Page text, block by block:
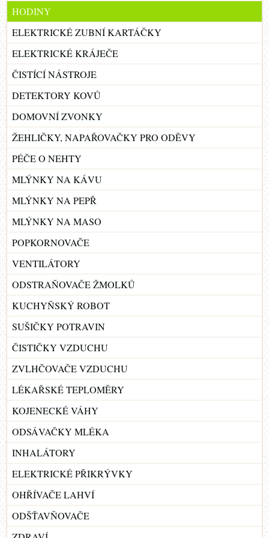
HODINY
ELEKTRICKÉ ZUBNÍ KARTÁČKY
ELEKTRICKÉ KRÁJEČE
ČISTÍCÍ NÁSTROJE
DETEKTORY KOVŮ
DOMOVNÍ ZVONKY
ŽEHLIČKY, NAPAŘOVAČKY PRO ODĚVY
PÉČE O NEHTY
MLÝNKY NA KÁVU
MLÝNKY NA PEPŘ
MLÝNKY NA MASO
POPKORNOVAČE
VENTILÁTORY
ODSTRAŇOVAČE ŽMOLKŮ
KUCHYŇSKÝ ROBOT
SUŠIČKY POTRAVIN
ČISTIČKY VZDUCHU
ZVLHČOVAČE VZDUCHU
LÉKAŘSKÉ TEPLOMĚRY
KOJENECKÉ VÁHY
ODSÁVAČKY MLÉKA
INHALÁTORY
ELEKTRICKÉ PŘIKRÝVKY
OHŘÍVAČE LAHVÍ
ODŠŤAVŇOVAČE